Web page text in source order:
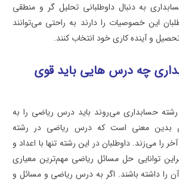
به دنبال داوطلبانی تحلیل گر و منطقی
این خصوصیات را دارند به راحتی می‌توانند
و آینده کاری خود انتخاب کنند.
چه درس هایی باید قوی
رشته حسابداری می‌روند باید درس ریاضی را به
بدین معنی است که درس ریاضی در رشته
را می‌زند. داوطلبان در این رشته تنها با اعداد و
توانایی حل مسائل ریاضی مهم‌ترین معیاری
را داشته باشند. اگر به درس ریاضی و مسائل و